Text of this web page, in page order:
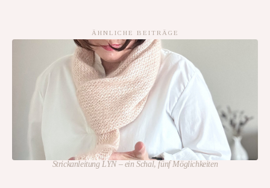
ÄHNLICHE BEITRÄGE
Strickanleitung LYN – ein Schal, fünf Möglichkeiten